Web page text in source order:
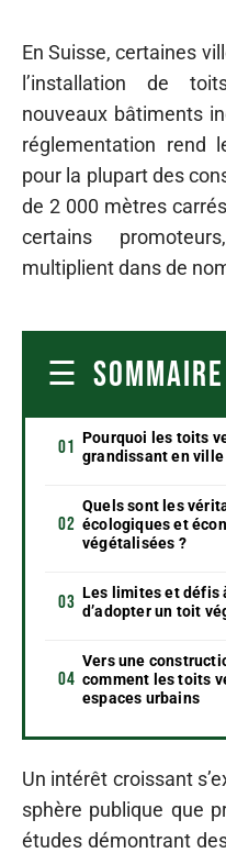
En Suisse, certaines
l’installation de
nouveaux bâtiments
réglementation rend
pour la plupart des
de 2 000 mètres
certains
multiplient dans de
SOMMAIRE
Pourquoi les toits
grandissant en ville
Quels sont les
écologiques et
végétalisées ?
Les limites et défis
d’adopter un toit
Vers une
comment les toits
espaces urbains
Un intérêt croissant
sphère publique que
études démontrant